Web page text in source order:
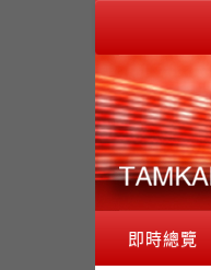
即時總覽